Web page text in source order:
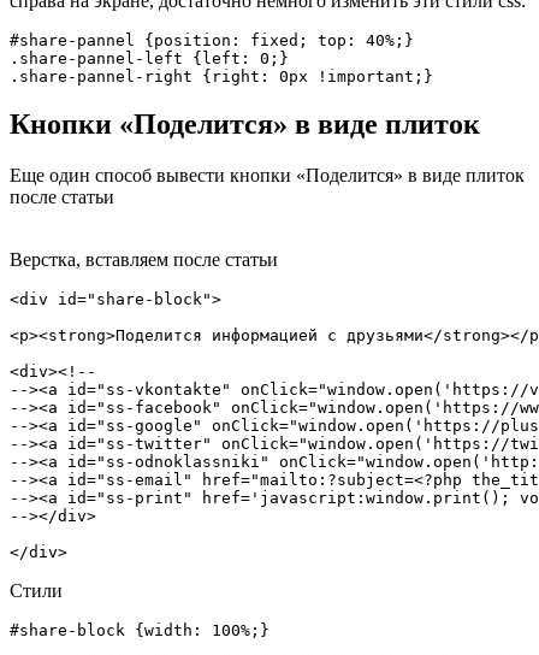
#share-pannel {position: fixed; top: 40%;}
.share-pannel-left {left: 0;}
.share-pannel-right {right: 0px !important;}
Кнопки «Поделится» в виде плиток
Еще один способ вывести кнопки «Поделится» в виде плиток
после статьи
Верстка, вставляем после статьи
<div id="share-block">
<p><strong>Поделится информацией с друзьями</strong></
<div><!--
--><a id="ss-vkontakte"
--><a id="ss-facebook"
--><a id="ss-google" onClick="window.open('https://
--><a id="ss-twitter" onClick="window.open('https://
--><a id="ss-odnoklassniki"
--><a id="ss-email" href="mailto:?subject=<?php
--><a id="ss-print" href='javascript:window.print();
--></div>
</div>
Стили
#share-block {width: 100%;}